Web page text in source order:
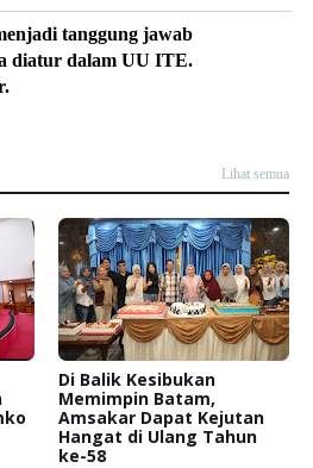
tanggung jawab
diatur dalam UU ITE.
Lihat semua
Di Balik Kesibukan
Memimpin Batam,
Amsakar Dapat Kejutan
Hangat di Ulang Tahun
ke-58